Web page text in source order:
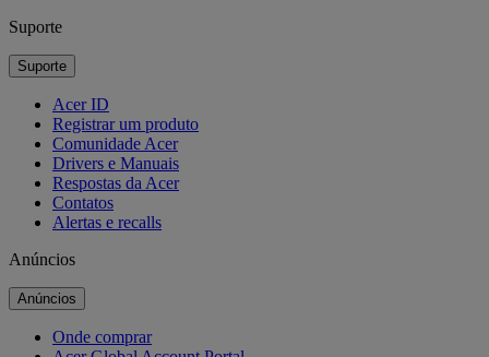
Suporte
Suporte
Acer ID
Registrar um produto
Comunidade Acer
Drivers e Manuais
Respostas da Acer
Contatos
Alertas e recalls
Anúncios
Anúncios
Onde comprar